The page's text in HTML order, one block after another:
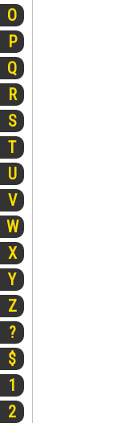
O
P
Q
R
S
T
U
V
W
X
Y
Z
?
$
1
2